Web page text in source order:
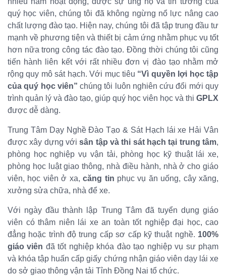
quý học viên, chúng tôi đã không ngừng nổ lực nâng cao
chất lượng đào tạo. Hiện nay, chúng tôi đã tập trung đầu tư
mạnh về phương tiện và thiết bị cảm ứng nhằm phục vụ tốt
hơn nữa trong công tác đào tạo. Đồng thời chúng tôi cũng
tiến hành liên kết với rất nhiều đơn vị đào tạo nhằm mở
rộng quy mô sát hạch. Với mục tiêu “Vì quyền lợi học tập
của quý học viên” chúng tôi luôn nghiên cứu đổi mới quy
trình quản lý và đào tạo, giúp quý học viên học và thi GPLX
được dễ dàng.
Trung Tâm Dạy Nghề Đào Tạo & Sát Hạch lái xe Hải Vân
được xây dựng vớisân tập và thi sát hạch tại trung tâm,
phòng học nghiệp vụ vận tải, phòng học kỹ thuật lái xe,
phòng học luật giao thông, nhà điều hành, nhà ở cho giáo
viên, học viên ở xa,căng tin phục vụ ăn uống, cây xăng,
xưởng sửa chữa, nhà để xe.
Với ngày đầu thành lập Trung Tâm đã tuyển dụng giáo
viên có thâm niên lái xe an toàn tốt nghiệp đại học, cao
đẳng hoặc trình độ trung cấp sơ cấp kỹ thuật nghề. 100%
giáo viên đã tốt nghiệp khóa đào tạo nghiệp vụ sư phạm
và khóa tập huấn cấp giấy chứng nhận giáo viên dạy lái xe
do sở giao thông vận tải Tỉnh Đồng Nai tổ chức.